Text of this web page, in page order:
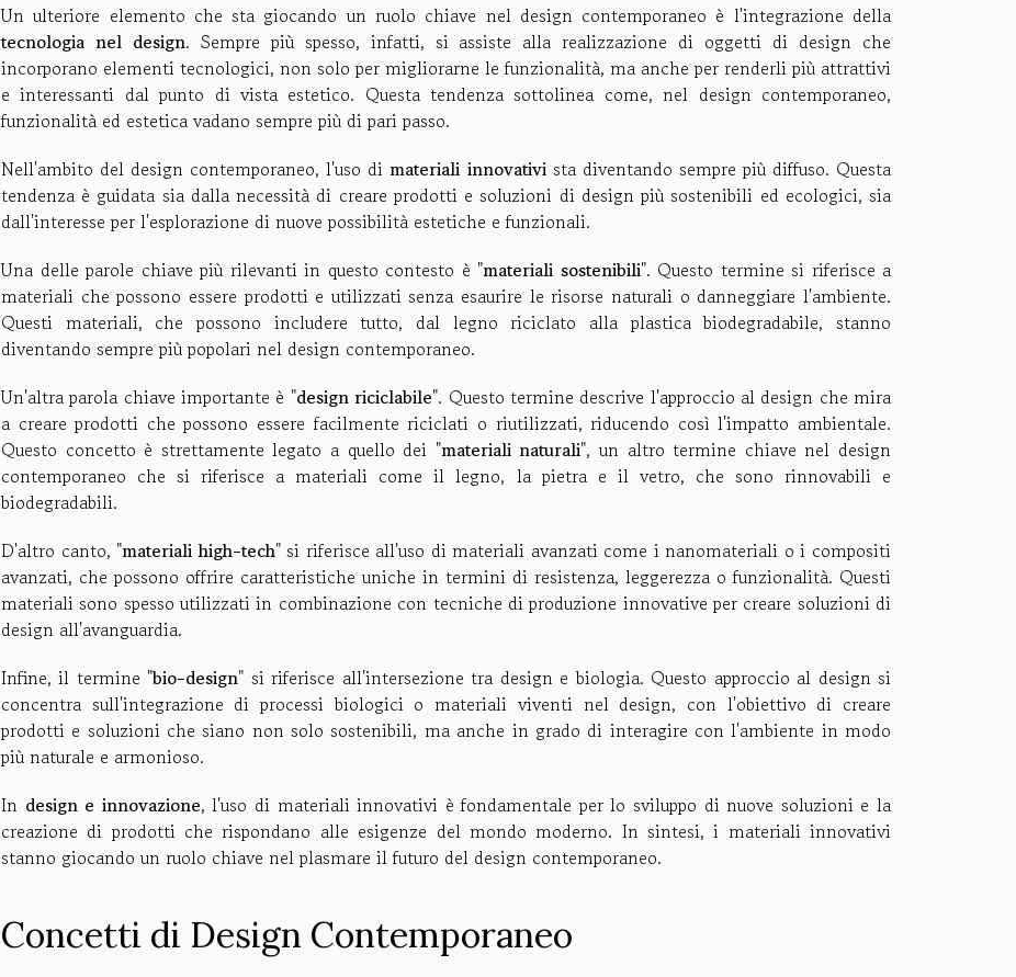
Un ulteriore elemento che sta giocando un ruolo chiave nel design contemporaneo è l'integrazione della
tecnologia nel design. Sempre più spesso, infatti, si assiste alla realizzazione di oggetti di design che
incorporano elementi tecnologici, non solo per migliorarne le funzionalità, ma anche per renderli più attrattivi
e interessanti dal punto di vista estetico. Questa tendenza sottolinea come, nel design contemporaneo,
funzionalità ed estetica vadano sempre più di pari passo.
Nell'ambito del design contemporaneo, l'uso di materiali innovativista diventando sempre più diffuso. Questa
tendenza è guidata sia dalla necessità di creare prodotti e soluzioni di design più sostenibili ed ecologici, sia
dall'interesse per l'esplorazione di nuove possibilità estetiche e funzionali.
Una delle parole chiave più rilevanti in questo contesto è "materiali sostenibili". Questo termine si riferisce a
materiali che possono essere prodotti e utilizzati senza esaurire le risorse naturali o danneggiare l'ambiente.
Questi materiali, che possono includere tutto, dal legno riciclato alla plastica biodegradabile, stanno
diventando sempre più popolari nel design contemporaneo.
Un'altra parola chiave importante è "design riciclabile". Questo termine descrive l'approccio al design che mira
a creare prodotti che possono essere facilmente riciclati o riutilizzati, riducendo così l'impatto ambientale.
Questo concetto è strettamente legato a quello dei "materiali naturali", un altro termine chiave nel design
contemporaneo che si riferisce a materiali come il legno, la pietra e il vetro, che sono rinnovabili e
biodegradabili.
D'altro canto, "materiali high-tech" si riferisce all'uso di materiali avanzati come i nanomateriali o i compositi
avanzati, che possono offrire caratteristiche uniche in termini di resistenza, leggerezza o funzionalità. Questi
materiali sono spesso utilizzati in combinazione con tecniche di produzione innovative per creare soluzioni di
design all'avanguardia.
Infine, il termine "bio-design" si riferisce all'intersezione tra design e biologia. Questo approccio al design si
concentra sull'integrazione di processi biologici o materiali viventi nel design, con l'obiettivo di creare
prodotti e soluzioni che siano non solo sostenibili, ma anche in grado di interagire con l'ambiente in modo
più naturale e armonioso.
In design e innovazione, l'uso di materiali innovativi è fondamentale per lo sviluppo di nuove soluzioni e la
creazione di prodotti che rispondano alle esigenze del mondo moderno. In sintesi, i materiali innovativi
stanno giocando un ruolo chiave nel plasmare il futuro del design contemporaneo.
Concetti di Design Contemporaneo